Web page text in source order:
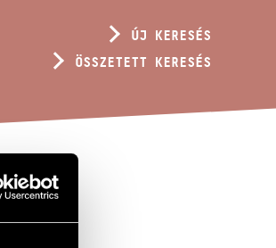
ÚJ KERESÉS
ÖSSZETETT KERESÉS